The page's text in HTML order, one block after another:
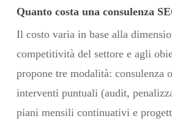
Quanto costa una consulenza
Il costo varia in base alla
competitività del settore e agli
propone tre modalità: consulenza
interventi puntuali (audit,
piani mensili continuativi e